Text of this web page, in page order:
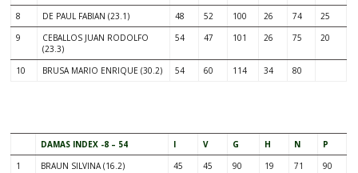
8 DE PAUL FABIAN (23.1) 48 52 100 26 74
25
9
CEBALLOS JUAN RODOLFO
(23.3)
54 47 101 26 75 20
10 BRUSA MARIO ENRIQUE (30.2) 54 60 114 34 80
DAMAS INDEX -8 – 54 I V G H N
P
1
BRAUN SILVINA (16.2) 45 45 90 19 71
90